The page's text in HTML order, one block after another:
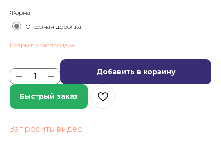
Форма
Отрезная дорожка
Ковры по распродаже
Добавить в корзину
Быстрый заказ
Запросить видео